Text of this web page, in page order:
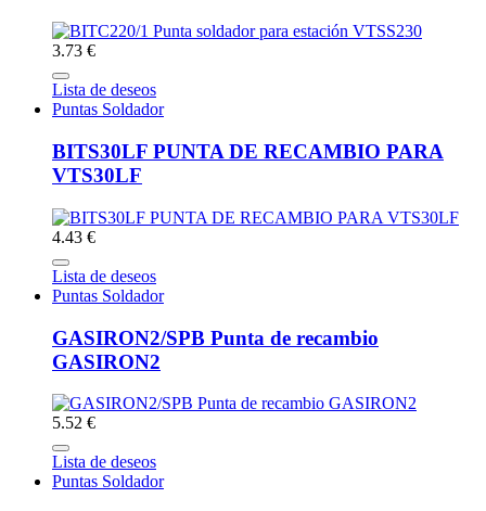
3.73 €
Lista de deseos
Puntas Soldador
BITS30LF PUNTA DE RECAMBIO PARA
VTS30LF
4.43 €
Lista de deseos
Puntas Soldador
GASIRON2/SPB Punta de recambio
GASIRON2
5.52 €
Lista de deseos
Puntas Soldador